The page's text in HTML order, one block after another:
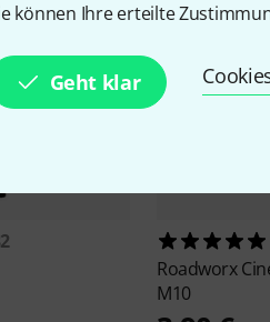
können Ihre erteilte
Geht klar
Roadworx
M10